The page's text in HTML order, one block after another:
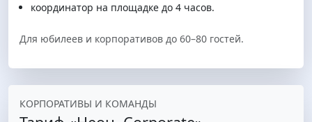
координатор на площадке до 4 часов.
Для юбилеев и корпоративов до 60–80 гостей.
КОРПОРАТИВЫ И КОМАНДЫ